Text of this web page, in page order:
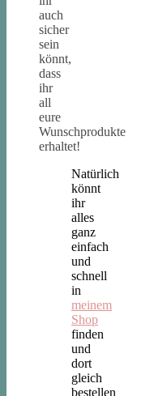
auch
sicher
sein
könnt,
dass
ihr
all
eure
Wunschprodukte
erhaltet!
Natürlich
könnt
ihr
alles
ganz
einfach
und
schnell
in
meinem
Shop
finden
und
dort
gleich
bestellen